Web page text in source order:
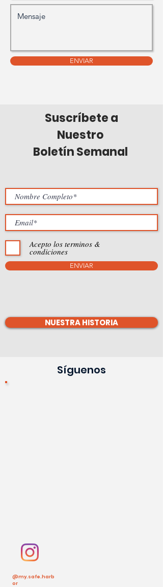
ENVIAR
Suscríbete a
Nuestro
Boletín Semanal
Acepto los terminos &
condiciones
ENVIAR
NUESTRA HISTORIA
Síguenos
@my.safe.harb
or